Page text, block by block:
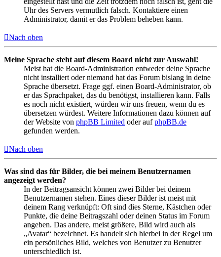
Uhr des Servers vermutlich falsch. Kontaktiere einen
Administrator, damit er das Problem beheben kann.
Nach oben
Meine Sprache steht auf diesem Board nicht zur Auswahl!
Meist hat die Board-Administration entweder deine Sprache
nicht installiert oder niemand hat das Forum bislang in deine
Sprache übersetzt. Frage ggf. einen Board-Administrator, ob
er das Sprachpaket, das du benötigst, installieren kann. Falls
es noch nicht existiert, würden wir uns freuen, wenn du es
übersetzen würdest. Weitere Informationen dazu können auf
der Website von phpBB Limited oder aufphpBB.de
gefunden werden.
Nach oben
Was sind das für Bilder, die bei meinem Benutzernamen
angezeigt werden?
In der Beitragsansicht können zwei Bilder bei deinem
Benutzernamen stehen. Eines dieser Bilder ist meist mit
deinem Rang verknüpft: Oft sind dies Sterne, Kästchen oder
Punkte, die deine Beitragszahl oder deinen Status im Forum
angeben. Das andere, meist größere, Bild wird auch als
„Avatar“ bezeichnet. Es handelt sich hierbei in der Regel um
ein persönliches Bild, welches von Benutzer zu Benutzer
unterschiedlich ist.